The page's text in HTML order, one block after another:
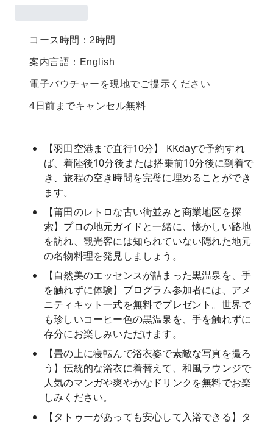
コース時間：2時間
案内言語：English
電子バウチャーを現地でご提示ください
4日前までキャンセル無料
【羽田空港まで直行10分】 KKdayで予約すれ
ば、着陸後10分後または搭乗前10分後に到着で
き、旅程の空き時間を完璧に埋めることができ
ます。
【莆田のレトロな古い街並みと商業地区を探
索】プロの地元ガイドと一緒に、懐かしい路地
を訪れ、観光客には知られていない隠れた地元
の名物料理を発見しましょう。
【自然美のエッセンスが詰まった黒温泉を、手
を触れずに体験】プログラム参加者には、アメ
ニティキット一式を無料でプレゼント。世界で
も珍しいコーヒー色の黒温泉を、手を触れずに
存分にお楽しみいただけます。
【畳の上に寝転んで浴衣姿で素敵な写真を撮ろ
う】伝統的な浴衣に着替えて、和風ラウンジで
人気のマンガや爽やかなドリンクを無料でお楽
しみください。
【タトゥーがあっても安心して入浴できる】タ